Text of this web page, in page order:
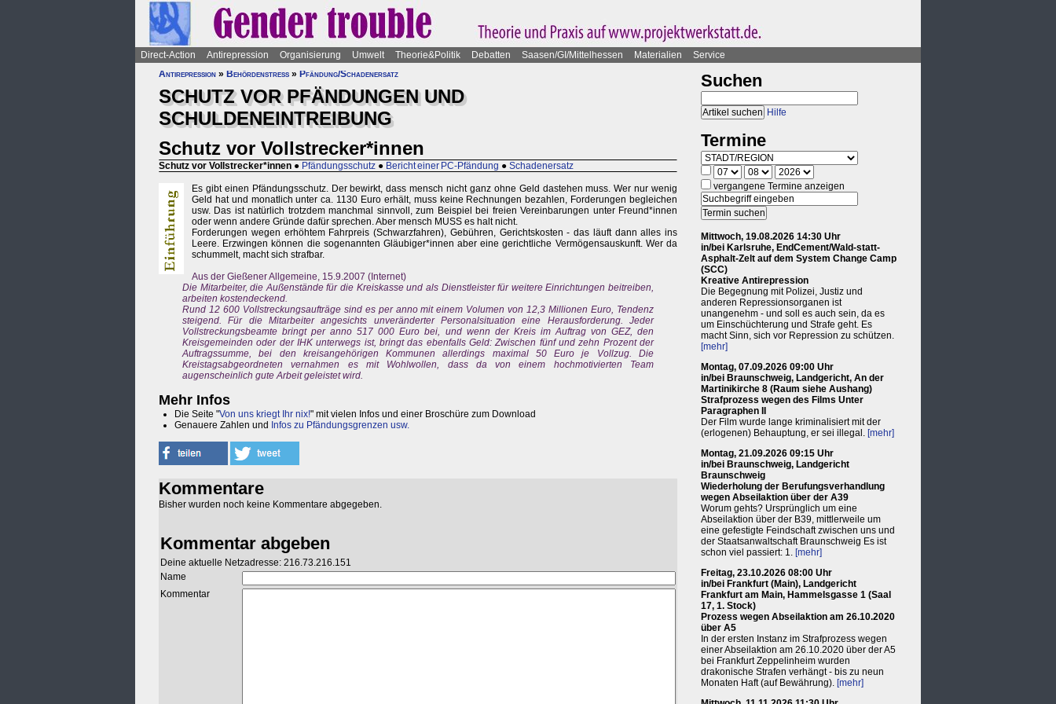
Direct-Action Antirepression Organisierung Umwelt Theorie&Politik Debatten Saasen/GI/Mittelhessen Materialien
Service
Antirepression » Behördenstress » Pfändung/Schadenersatz
SCHUTZ VOR PFÄNDUNGEN UND
SCHULDENEINTREIBUNG
Schutz vor Vollstrecker*innen
Schutz vor Vollstrecker*innen ● Pfändungsschutz ● Bericht einer PC-Pfändung ● Schadenersatz
Es gibt einen Pfändungsschutz. Der bewirkt, dass mensch nicht ganz ohne Geld dastehen muss. Wer nur wenig
Geld hat und monatlich unter ca. 1130 Euro erhält, muss keine Rechnungen bezahlen, Forderungen begleichen
usw. Das ist natürlich trotzdem manchmal sinnvoll, zum Beispiel bei freien Vereinbarungen unter Freund*innen
oder wenn andere Gründe dafür sprechen. Aber mensch MUSS es halt nicht.
Forderungen wegen erhöhtem Fahrpreis (Schwarzfahren), Gebühren, Gerichtskosten - das läuft dann alles ins
Leere. Erzwingen können die sogenannten Gläubiger*innen aber eine gerichtliche Vermögensauskunft. Wer da
schummelt, macht sich strafbar.
Aus der Gießener Allgemeine, 15.9.2007 (Internet)
Die Mitarbeiter, die Außenstände für die Kreiskasse und als Dienstleister für weitere Einrichtungen beitreiben,
arbeiten kostendeckend.
Rund 12 600 Vollstreckungsaufträge sind es per anno mit einem Volumen von 12,3 Millionen Euro, Tendenz
steigend. Für die Mitarbeiter angesichts unveränderter Personalsituation eine Herausforderung. Jeder
Vollstreckungsbeamte bringt per anno 517 000 Euro bei, und wenn der Kreis im Auftrag von GEZ, den
Kreisgemeinden oder der IHK unterwegs ist, bringt das ebenfalls Geld: Zwischen fünf und zehn Prozent der
Auftragssumme, bei den kreisangehörigen Kommunen allerdings maximal 50 Euro je Vollzug. Die
Kreistagsabgeordneten vernahmen es mit Wohlwollen, dass da von einem hochmotivierten Team
augenscheinlich gute Arbeit geleistet wird.
Mehr Infos
Die Seite "Von uns kriegt Ihr nix!" mit vielen Infos und einer Broschüre zum Download
Genauere Zahlen und Infos zu Pfändungsgrenzen usw.
Kommentare
Bisher wurden noch keine Kommentare abgegeben.
Kommentar abgeben
Deine aktuelle Netzadresse: 216.73.216.151
Name
Kommentar
Suchen
Hilfe
Termine
vergangene Termine anzeigen
Mittwoch, 19.08.2026 14:30 Uhr
in/bei Karlsruhe, EndCement/Wald-statt-
Asphalt-Zelt auf dem System Change Camp
(SCC)
Kreative Antirepression
Die Begegnung mit Polizei, Justiz und
anderen Repressionsorganen ist
unangenehm - und soll es auch sein, da es
um Einschüchterung und Strafe geht. Es
macht Sinn, sich vor Repression zu schützen.
[mehr]
Montag, 07.09.2026 09:00 Uhr
in/bei Braunschweig, Landgericht, An der
Martinikirche 8 (Raum siehe Aushang)
Strafprozess wegen des Films Unter
Paragraphen II
Der Film wurde lange kriminalisiert mit der
(erlogenen) Behauptung, er sei illegal. [mehr]
Montag, 21.09.2026 09:15 Uhr
in/bei Braunschweig, Landgericht
Braunschweig
Wiederholung der Berufungsverhandlung
wegen Abseilaktion über der A39
Worum gehts? Ursprünglich um eine
Abseilaktion über der B39, mittlerweile um
eine gefestigte Feindschaft zwischen uns und
der Staatsanwaltschaft Braunschweig Es ist
schon viel passiert: 1. [mehr]
Freitag, 23.10.2026 08:00 Uhr
in/bei Frankfurt (Main), Landgericht
Frankfurt am Main, Hammelsgasse 1 (Saal
17, 1. Stock)
Prozess wegen Abseilaktion am 26.10.2020
über A5
In der ersten Instanz im Strafprozess wegen
einer Abseilaktion am 26.10.2020 über der A5
bei Frankfurt Zeppelinheim wurden
drakonische Strafen verhängt - bis zu neun
Monaten Haft (auf Bewährung). [mehr]